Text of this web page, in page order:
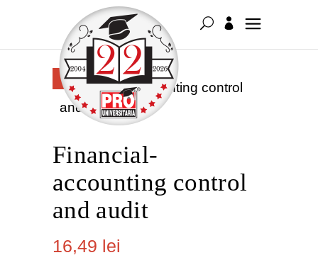
FĂRĂ
STOC
Financial-
accounting control
and audit
16,49 lei